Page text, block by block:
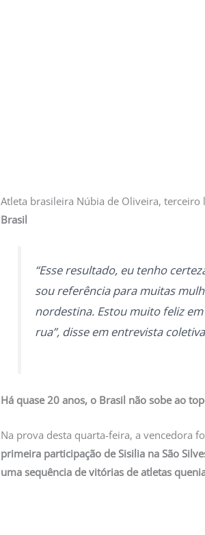
Atleta brasileira Núbia de Oliveira, terceiro
Brasil
“Esse resultado, eu tenho
sou referência para muitas
nordestina. Estou muito feliz
rua”, disse em entrevista
Há quase 20 anos, o Brasil não sobe ao
Na prova desta quarta-feira, a vencedora
primeira participação de Sisilia na São
uma sequência de vitórias de atletas